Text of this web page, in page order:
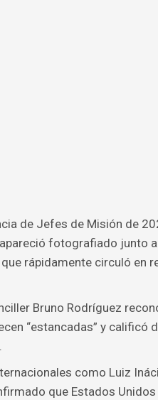
de Jefes de Misión de
fotografiado junto
rápidamente circuló en
Bruno Rodríguez
“estancadas” y calificó
como Luiz
que Estados